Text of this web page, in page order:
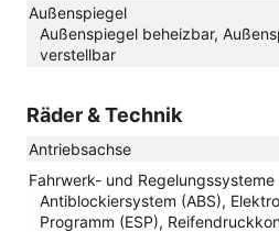
Außenspiegel
Außenspiegel beheizbar,
verstellbar
Räder & Technik
Antriebsachse
Fahrwerk- und Regelungssysteme
Antiblockiersystem (ABS),
Programm (ESP),